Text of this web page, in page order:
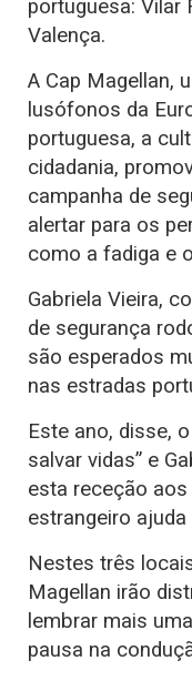
portuguesa: Vilar
Valença.
A Cap Magellan,
lusófonos da
portuguesa, a
cidadania,
campanha de
alertar para os
como a fadiga e
Gabriela Vieira,
de segurança
são esperados
nas estradas
Este ano, disse,
salvar vidas” e
esta receção
estrangeiro
Nestes três
Magellan irão
lembrar mais
pausa na